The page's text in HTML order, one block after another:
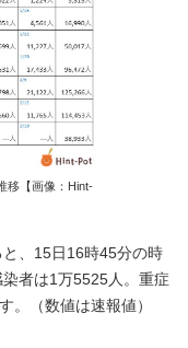
移【画像：Hint-
、15日16時45分の時
者は1万5525人。重症
。（数値は速報値）